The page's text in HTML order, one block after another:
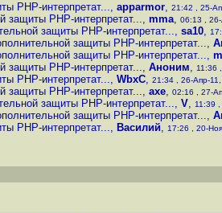
PHP-интерпретат..., apparmor, 21:42 , 25-
защиты PHP-интерпретат..., mma, 06:13 ,
защиты PHP-интерпретат..., sa10,
защиты PHP-интерпретат...,
защиты PHP-интерпретат...,
защиты PHP-интерпретат..., Аноним, 11:36
PHP-интерпретат..., WbxC, 21:34 , 26-Апр-11,
защиты PHP-интерпретат..., axe, 02:16 , 27-
защиты PHP-интерпретат..., V, 11:39
защиты PHP-интерпретат...,
PHP-интерпретат..., Василий, 17:26 , 20-